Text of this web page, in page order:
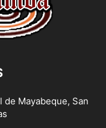
de Mayabeque, San